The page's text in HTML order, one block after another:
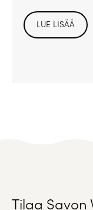
LUE LISÄÄ
Tilaa Savon